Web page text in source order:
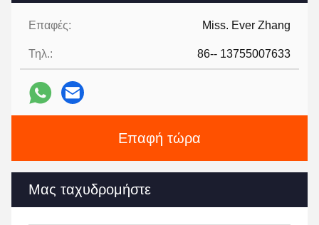
Επαφές: Miss. Ever Zhang
Τηλ.: 86-- 13755007633
Επαφή τώρα
Μας ταχυδρομήστε